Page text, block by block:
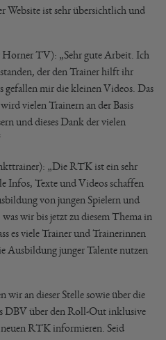
Website ist sehr übersichtlich und
TV): „Sehr gute Arbeit. Ich
der den Trainer hilft ihr
gefallen mir die kleinen Videos. Das
vielen Trainern an der Basis
und dieses Dank der vielen
„Die RTK ist ein sehr
Infos, Texte und Videos schaffen
von jungen Spielern und
wir bis jetzt zu diesem Thema in
es viele Trainer und Trainerinnen
Ausbildung junger Talente nutzen
wir an dieser Stelle sowie über die
DBV über den Roll-Out inklusive
RTK informieren. Seid